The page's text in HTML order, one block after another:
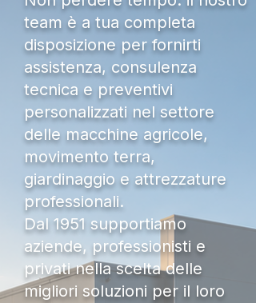
team è a tua completa
disposizione per fornirti
assistenza, consulenza
tecnica e preventivi
personalizzati nel settore
delle macchine agricole,
movimento terra,
giardinaggio e attrezzature
professionali.
Dal 1951 supportiamo
aziende, professionisti e
privati nella scelta delle
migliori soluzioni per il loro